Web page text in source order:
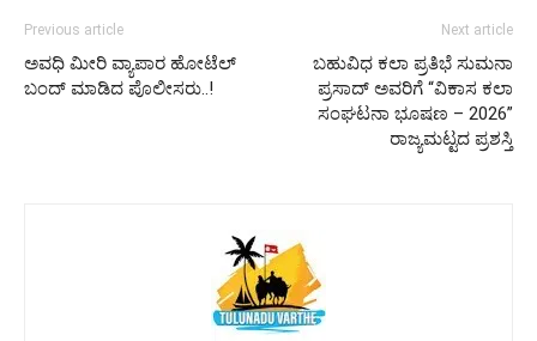
Previous article
ಅವಧಿ ಮೀರಿ ವ್ಯಾಪಾರ ಹೋಟೆಲ್​
ಬಂದ್​ ಮಾಡಿದ ಪೊಲೀಸರು..!
Next article
ಬಹುವಿಧ ಕಲಾ ಪ್ರತಿಭೆ ಸುಮನಾ
ಪ್ರಸಾದ್ ಅವರಿಗೆ “ವಿಕಾಸ ಕಲಾ
ಸಂಘಟನಾ ಭೂಷಣ – 2026”
ರಾಜ್ಯಮಟ್ಟದ ಪ್ರಶಸ್ತಿ